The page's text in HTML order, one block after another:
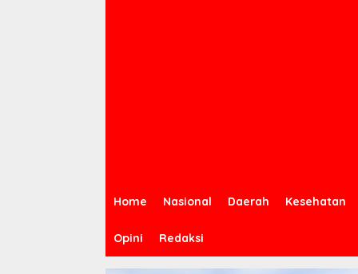
Home Nasional Daerah Kesehatan
Opini Redaksi